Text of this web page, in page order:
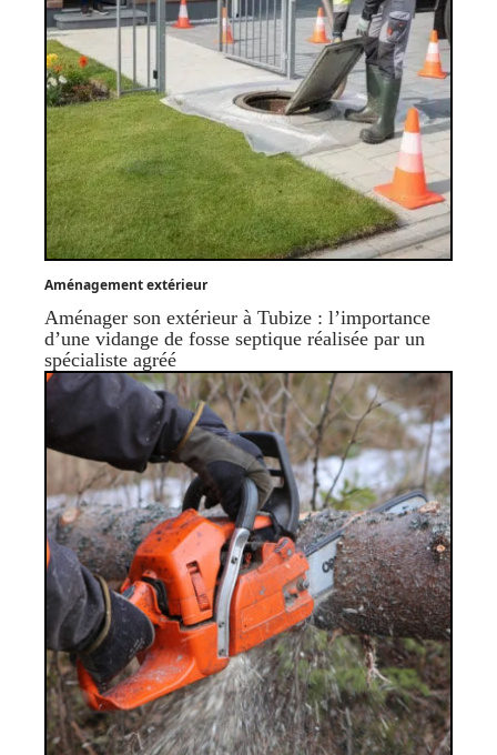
Aménagement extérieur
Aménager son extérieur à Tubize : l’importance
d’une vidange de fosse septique réalisée par un
spécialiste agréé